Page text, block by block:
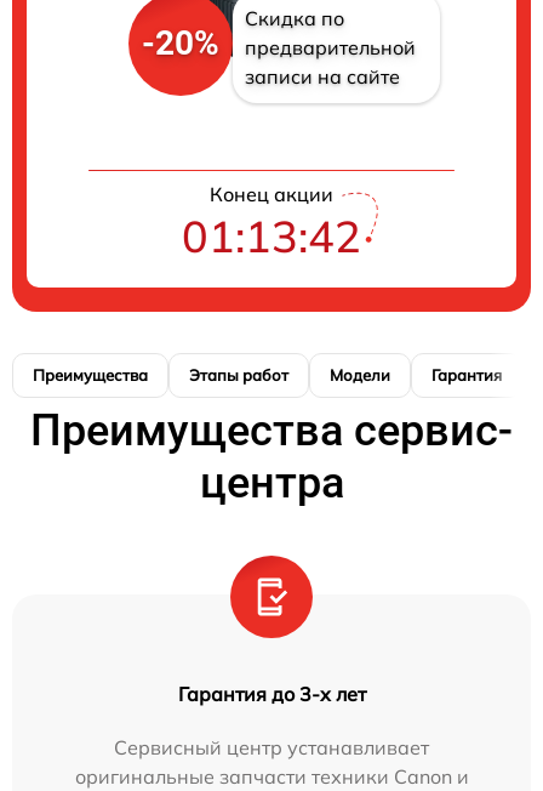
-20%
Скидка по
предварительной
записи на сайте
Конец акции
01:13:41
Преимущества Этапы работ Модели Гарантия
Преимущества сервис-
центра
Гарантия до 3-х лет
Сервисный центр устанавливает
оригинальные запчасти техники Canon и